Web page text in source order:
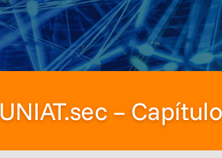
UNIAT.sec –